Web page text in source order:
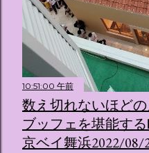
10:51:00 午前
数え切れないほど
ブッフェを堪能す
京ベイ舞浜2022/08/